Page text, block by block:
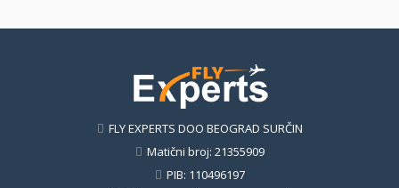
FLY EXPERTS DOO BEOGRAD SURČIN
Matični broj: 21355909
PIB: 110496197